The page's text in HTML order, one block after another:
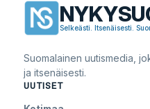
Selkeästi. Itsenäisesti.
Suomalainen uutismedia,
ja itsenäisesti.
UUTISET